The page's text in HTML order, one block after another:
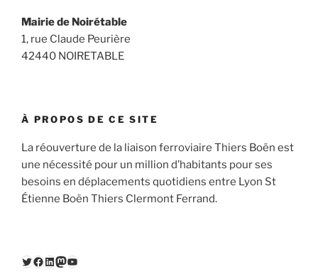
Mairie de Noirétable
1, rue Claude Peurière
42440 NOIRETABLE
À PROPOS DE CE SITE
La réouverture de la liaison ferroviaire Thiers Boën est
une nécessité pour un million d’habitants pour ses
besoins en déplacements quotidiens entre Lyon St
Étienne Boën Thiers Clermont Ferrand.
Twitter
Facebook
LinkedIn
Mastodon
YouTube